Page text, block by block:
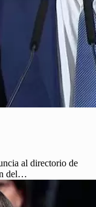
al directorio de
del…